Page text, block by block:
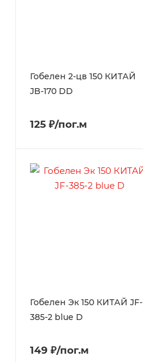
Гобелен 2-цв 150 КИТАЙ
JB-170 DD
125 ₽/пог.м
Гобелен Эк 150 КИТАЙ JF-
385-2 blue D
149 ₽/пог.м